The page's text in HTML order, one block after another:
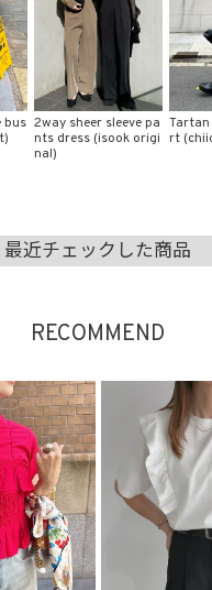
bus 2way sheer sleeve pa
nts dress (isook origi
nal)
Tartan
rt
最近チェックした商品
RECOMMEND